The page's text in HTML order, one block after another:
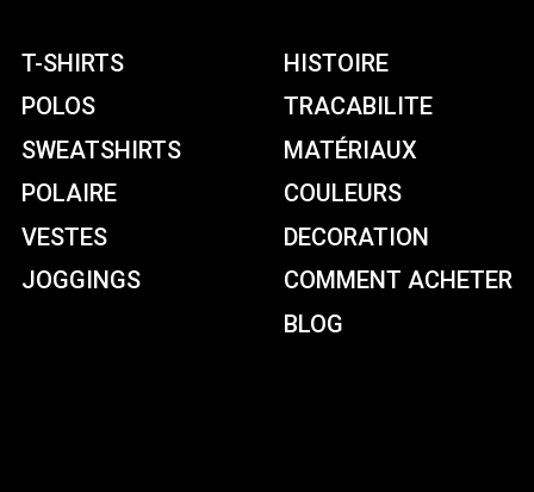
T-SHIRTS
POLOS
SWEATSHIRTS
POLAIRE
VESTES
JOGGINGS
HISTOIRE
TRACABILITE
MATÉRIAUX
COULEURS
DECORATION
COMMENT ACHETER
BLOG